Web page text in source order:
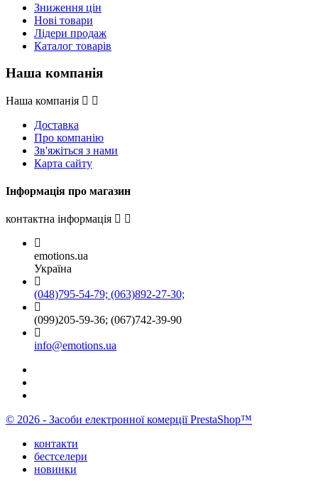
Зниження цін
Нові товари
Лідери продаж
Каталог товарів
Наша компанія
Наша компанія
Доставка
Про компанію
Зв'яжіться з нами
Карта сайту
Інформація про магазин
контактна інформація
emotions.ua
Україна
(048)795-54-79; (063)892-27-30;
(099)205-59-36; (067)742-39-90
info@emotions.ua
© 2026 - Засоби електронної комерції PrestaShop™
контакти
бестселери
новинки